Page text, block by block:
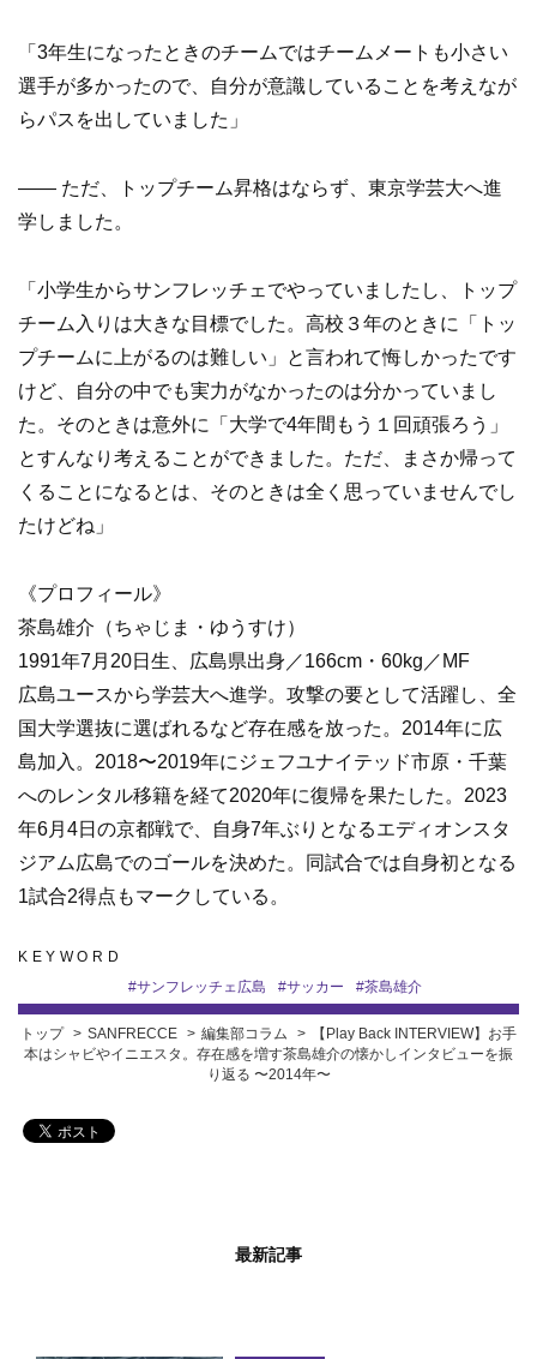
「3年生になったときのチームではチームメートも小さい
選手が多かったので、自分が意識していることを考えなが
らパスを出していました」
—— ただ、トップチーム昇格はならず、東京学芸大へ進
学しました。
「小学生からサンフレッチェでやっていましたし、トップ
チーム入りは大きな目標でした。高校３年のときに「トッ
プチームに上がるのは難しい」と言われて悔しかったです
けど、自分の中でも実力がなかったのは分かっていまし
た。そのときは意外に「大学で4年間もう１回頑張ろう」
とすんなり考えることができました。ただ、まさか帰って
くることになるとは、そのときは全く思っていませんでし
たけどね」
《プロフィール》
茶島雄介（ちゃじま・ゆうすけ）
1991年7月20日生、広島県出身／166cm・60kg／MF
広島ユースから学芸大へ進学。攻撃の要として活躍し、全
国大学選抜に選ばれるなど存在感を放った。2014年に広
島加入。2018〜2019年にジェフユナイテッド市原・千葉
へのレンタル移籍を経て2020年に復帰を果たした。2023
年6月4日の京都戦で、自身7年ぶりとなるエディオンスタ
ジアム広島でのゴールを決めた。同試合では自身初となる
1試合2得点もマークしている。
KEYWORD
#サンフレッチェ広島 #サッカー #茶島雄介
トップ SANFRECCE 編集部コラム
【Play Back INTERVIEW】お手
本はシャビやイニエスタ。存在感を増す茶島雄介の懐かしインタビューを振
り返る 〜2014年〜
最新記事